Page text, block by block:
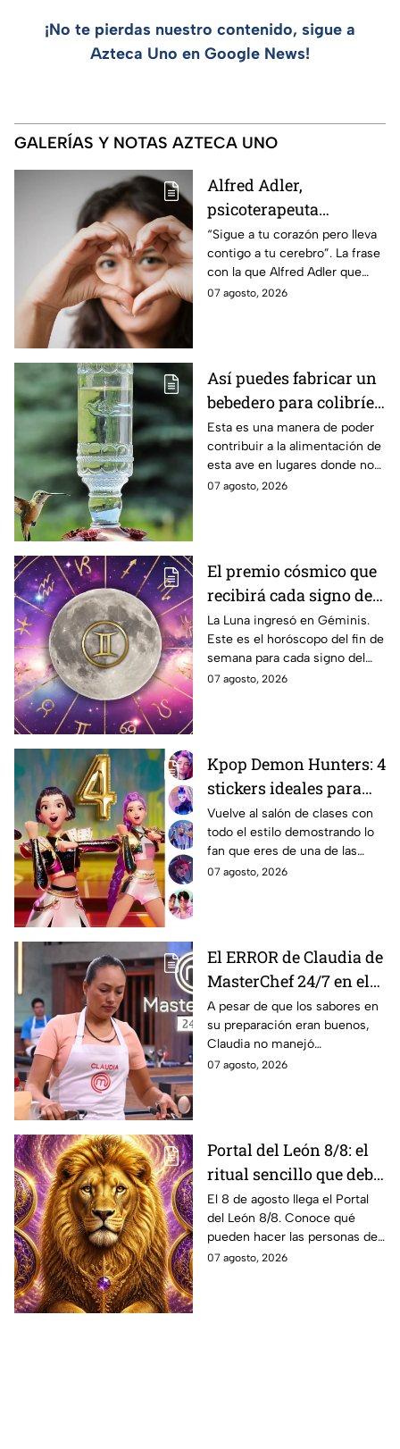
¡No te pierdas nuestro contenido, sigue a
Azteca Uno en Google News!
GALERÍAS Y NOTAS AZTECA UNO
Alfred Adler,
psicoterapeuta
austríaco: “Sigue a tu
corazón pero lleva
contigo a tu cerebro”
“Sigue a tu corazón pero lleva
contigo a tu cerebro”. La frase
con la que Alfred Adler que
invita a reflexionar al tomar
07 agosto, 2026
Así puedes fabricar un
bebedero para colibríes
con una botella de
plástico
Esta es una manera de poder
contribuir a la alimentación de
esta ave en lugares donde no
hay flores naturales.
07 agosto, 2026
El premio cósmico que
recibirá cada signo del
7 al 9 de agosto gracias
a la influencia de la
Luna en Géminis
La Luna ingresó en Géminis.
Este es el horóscopo del fin de
semana para cada signo del
zodiaco.
07 agosto, 2026
Kpop Demon Hunters: 4
stickers ideales para
decorar tu estuche este
regreso a clases 2026;
lucirás como toda una
guerrera Huntrix
Vuelve al salón de clases con
todo el estilo demostrando lo
fan que eres de una de las
películas más icónicas de
07 agosto, 2026
El ERROR de Claudia de
MasterChef 24/7 en el
reto de la pizza que casi
le cuesta un delantal
negro
A pesar de que los sabores en
su preparación eran buenos,
Claudia no manejó
correctamente un ingrediente
07 agosto, 2026
Portal del León 8/8: el
ritual sencillo que debe
hacer cada signo este 8
de agosto para atraer la
abundancia
El 8 de agosto llega el Portal
del León 8/8. Conoce qué
pueden hacer las personas de
cada signo del zodiaco para
07 agosto, 2026